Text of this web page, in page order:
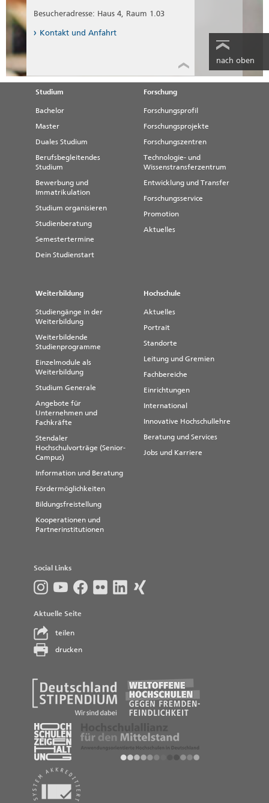
Besucheradresse: Haus 4, Raum 1.03
Kontakt und Anfahrt
nach oben
Studium
Bachelor
Master
Duales Studium
Berufsbegleitendes
Studium
Bewerbung und
Immatrikulation
Studium organisieren
Studienberatung
Semestertermine
Dein Studienstart
Forschung
Forschungsprofil
Forschungsprojekte
Forschungszentren
Technologie- und
Wissenstransferzentrum
Entwicklung und Transfer
Forschungsservice
Promotion
Aktuelles
Weiterbildung
Studiengänge in der
Weiterbildung
Weiterbildende
Studienprogramme
Einzelmodule als
Weiterbildung
Studium Generale
Angebote für
Unternehmen und
Fachkräfte
Stendaler
Hochschulvorträge (Senior-
Campus)
Information und Beratung
Fördermöglichkeiten
Bildungsfreistellung
Kooperationen und
Partnerinstitutionen
Hochschule
Aktuelles
Portrait
Standorte
Leitung und Gremien
Fachbereiche
Einrichtungen
International
Innovative Hochschullehre
Beratung und Services
Jobs und Karriere
Social Links
Aktuelle Seite
teilen
drucken